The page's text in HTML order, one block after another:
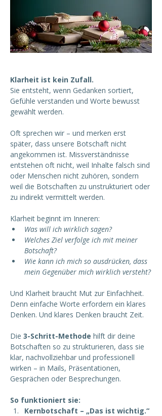
Klarheit ist kein Zufall.
Sie entsteht, wenn Gedanken sortiert,
Gefühle verstanden und Worte bewusst
gewählt werden.
Oft sprechen wir – und merken erst
später, dass unsere Botschaft nicht
angekommen ist. Missverständnisse
entstehen oft nicht, weil Inhalte falsch sind
oder Menschen nicht zuhören, sondern
weil die Botschaften zu unstrukturiert oder
zu indirekt vermittelt werden.
Klarheit beginnt im Inneren:
Was will ich wirklich sagen?
Welches Ziel verfolge ich mit meiner
Botschaft?
Wie kann ich mich so ausdrücken, dass
mein Gegenüber mich wirklich versteht?
Und Klarheit braucht Mut zur Einfachheit.
Denn einfache Worte erfordern ein klares
Denken. Und klares Denken braucht Zeit.
Die 3-Schritt-Methode hilft dir deine
Botschaften so zu strukturieren, dass sie
klar, nachvollziehbar und professionell
wirken – in Mails, Präsentationen,
Gesprächen oder Besprechungen.
So funktioniert sie:
Kernbotschaft – „Das ist wichtig.“